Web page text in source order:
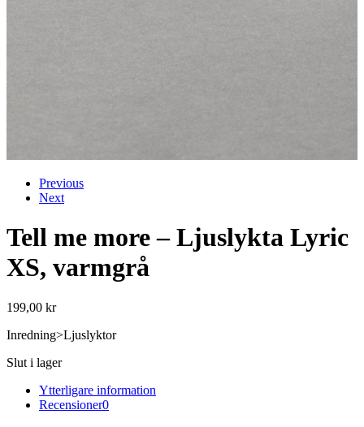
Previous
Next
Tell me more – Ljuslykta Lyric
XS, varmgrå
199,00 kr
Inredning>Ljuslyktor
Slut i lager
Ytterligare information
Recensioner0